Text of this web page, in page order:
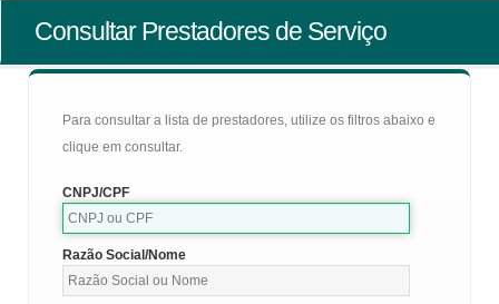
Consultar Prestadores de Serviço
Para consultar a lista de prestadores, utilize os filtros abaixo e
clique em consultar.
CNPJ/CPF
Razão Social/Nome